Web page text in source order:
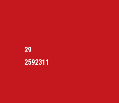
29
2592311